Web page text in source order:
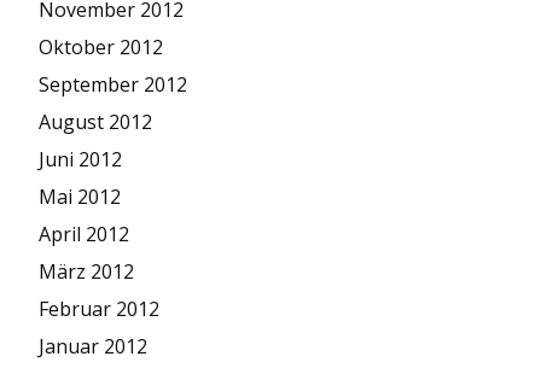
November 2012
Oktober 2012
September 2012
August 2012
Juni 2012
Mai 2012
April 2012
März 2012
Februar 2012
Januar 2012